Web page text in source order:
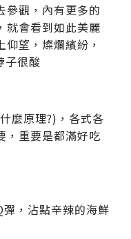
參觀，內有更多的
就會看到如此美麗
望，燦爛繽紛，
子很酸
麼原理?)，各式各
，重要是都滿好吃
，沾點辛辣的海鮮